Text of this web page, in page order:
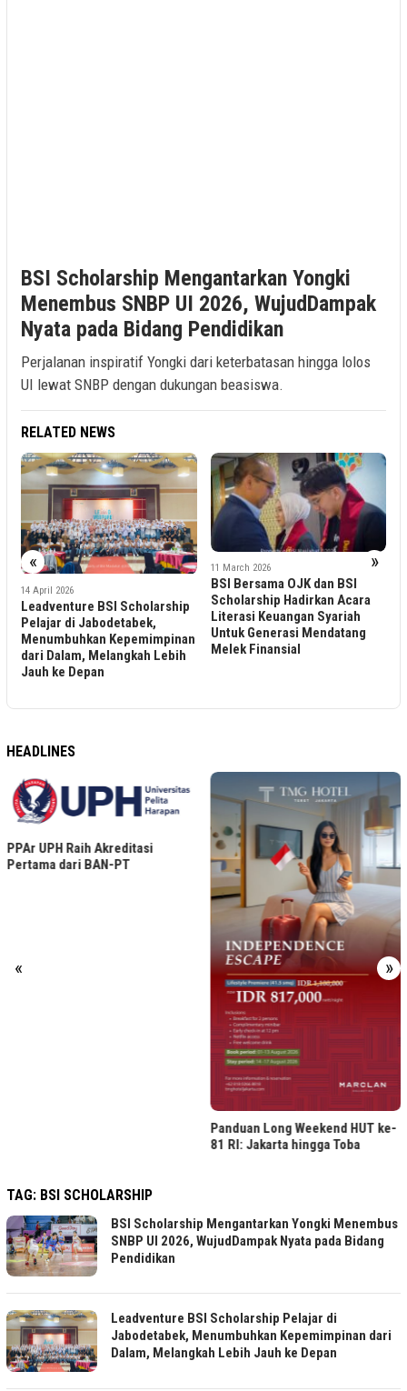
BSI Scholarship Mengantarkan Yongki
Menembus SNBP UI 2026, WujudDampak
Nyata pada Bidang Pendidikan
Perjalanan inspiratif Yongki dari keterbatasan hingga lolos
UI lewat SNBP dengan dukungan beasiswa.
RELATED NEWS
« »
Lebih
11 March 2026
BSI Bersama OJK dan BSI
Scholarship Hadirkan Acara
Literasi Keuangan Syariah
Untuk Generasi Mendatang
Melek Finansial
18 February 2026
BSI Maslahat Perkuat
Kapasitas Diri dan Akses
Beasiswa 190 Pelajar di
Pangkep Melalui BSI
HEADLINES
« »
Panduan Long Weekend HUT ke-
ASHTA District 8 Gelar
Reimagined, Rayakan
Nusantara
TAG: BSI SCHOLARSHIP
BSI Scholarship Mengantarkan Yongki Menembus
SNBP UI 2026, WujudDampak Nyata pada Bidang
Pendidikan
Leadventure BSI Scholarship Pelajar di
Jabodetabek, Menumbuhkan Kepemimpinan dari
Dalam, Melangkah Lebih Jauh ke Depan